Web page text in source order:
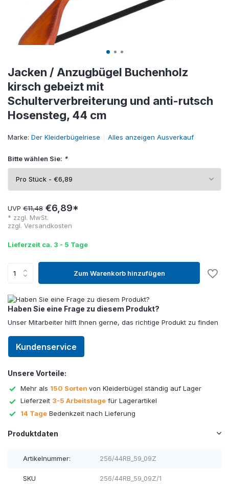
Jacken / Anzugbügel Buchenholz
kirsch gebeizt mit
Schulterverbreiterung und anti-rutsch
Hosensteg, 44 cm
Marke: Der Kleiderbügelriese Alles anzeigen Ausverkauf
Bitte wählen Sie: *
UVP €11,48 €6,89*
* zzgl. MwSt.
zzgl. Versandkosten
Lieferzeit ca. 3 - 5 Tage
Zum Warenkorb hinzufügen
Haben Sie eine Frage zu diesem Produkt?
Unser Mitarbeiter hilft Ihnen gerne, das richtige Produkt zu finden
Kundenservice
Unsere Vorteile:
Mehr als 150 Sorten von Kleiderbügel ständig auf Lager
Lieferzeit 3-5 Arbeitstage für Lagerartikel
14 Tage Bedenkzeit nach Lieferung
Produktdaten
Artikelnummer: 256/44RB_59_09Z
SKU 256/44RB_59_09Z/1